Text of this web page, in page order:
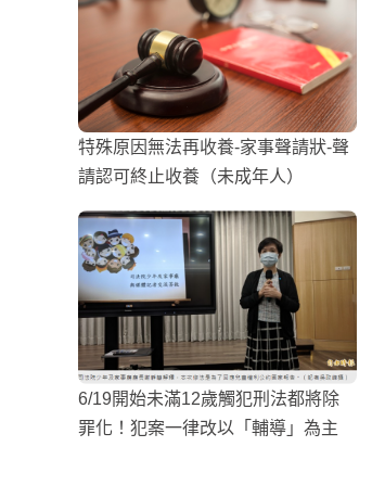
特殊原因無法再收養-家事聲請狀-聲
請認可終止收養（未成年人）
6/19開始未滿12歲觸犯刑法都將除
罪化！犯案一律改以「輔導」為主